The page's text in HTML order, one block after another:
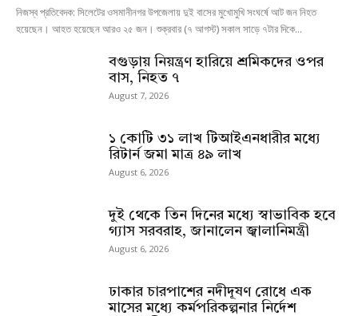
নিজস্ব প্রতিবেদক: সিলেটের ওসমানীনগর উপজেলায় দুই বাসের মুখোমুখি সংঘর্ষে আট জন নিহত
হয়েছেন। আহত হয়েছেন আরও ২৫ জন। শুক্রবার (৭ আগস্ট) সকাল সাড়ে ৭টার দিকে...
বগুড়ায় নিয়ন্ত্রণ হারিয়ে শ্রমিকদের ওপর
বাস, নিহত ৭
August 7, 2026
১ কোটি ৩১ লাখ টিআইএনধারীর মধ্যে
রিটার্ন জমা মাত্র ৪৯ লাখ
August 6, 2026
দুই থেকে তিন দিনের মধ্যে স্বাভাবিক হবে
গ্যাস সরবরাহ, জানালেন জ্বালানিমন্ত্রী
August 6, 2026
ঢাকার চারপাশের নদীদূষণ রোধে এক
মাসের মধ্যে কর্মপরিকল্পনার নির্দেশ